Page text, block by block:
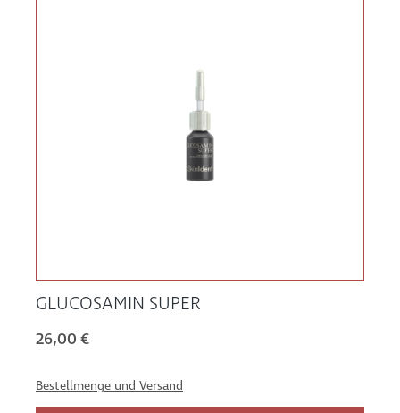
GLUCOSAMIN SUPER
26,00 €
Bestellmenge und Versand